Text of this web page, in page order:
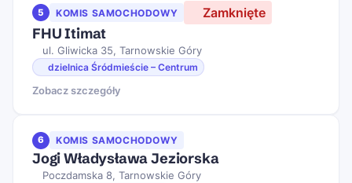
5 KOMIS SAMOCHODOWY Zamknięte
FHU Itimat
ul. Gliwicka 35, Tarnowskie Góry
dzielnica Śródmieście – Centrum
Zobacz szczegóły
6 KOMIS SAMOCHODOWY
Jogi Władysława Jeziorska
Poczdamska 8, Tarnowskie Góry